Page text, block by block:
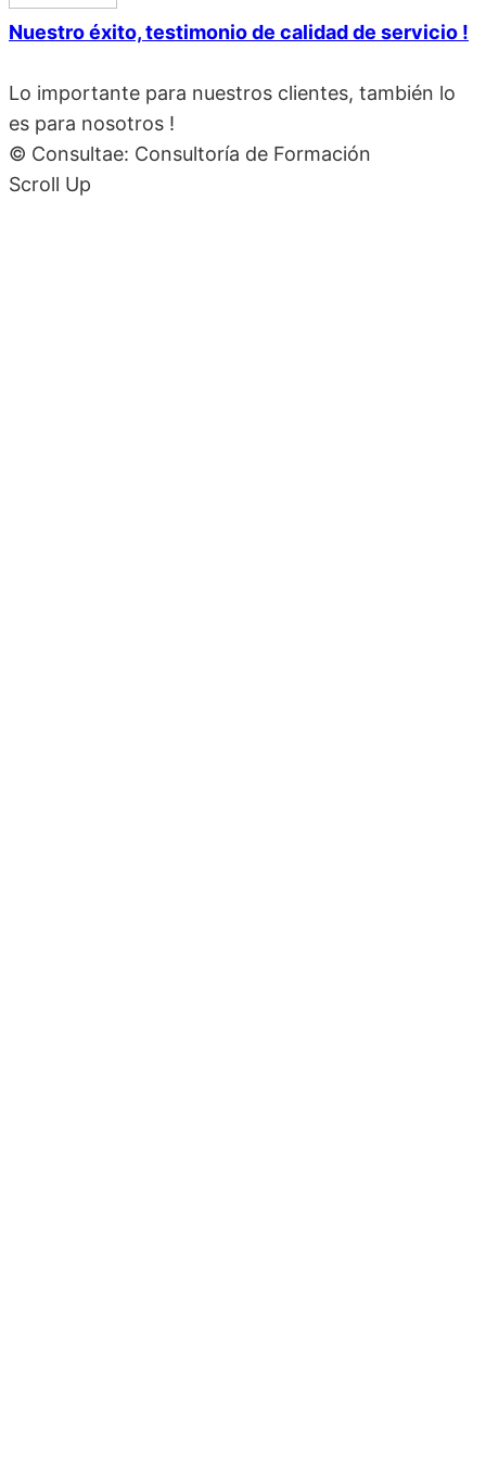
Nuestro éxito, testimonio de calidad de servicio !
Lo importante para nuestros clientes, también lo
es para nosotros !
© Consultae: Consultoría de Formación
Scroll Up